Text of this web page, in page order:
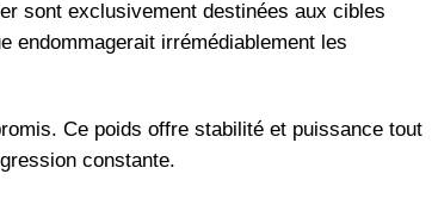
sont exclusivement destinées aux cibles
endommagerait irrémédiablement les
Ce poids offre stabilité et puissance tout
constante.